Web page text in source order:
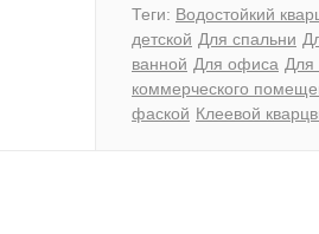
Теги: Водостойкий
детской Для спальни
ванной Для офиса Для
коммерческого
фаской Клеевой